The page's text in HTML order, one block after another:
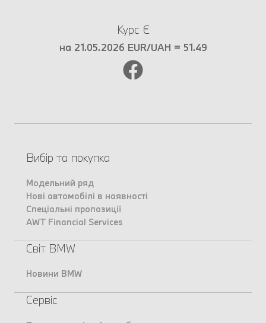
Курс €
на 21.05.2026 EUR/UAH = 51.49
Вибір та покупка
Модельний ряд
Нові автомобілі в наявності
Спеціальні пропозиції
AWT Financial Services
Світ BMW
Новини BMW
Сервіс